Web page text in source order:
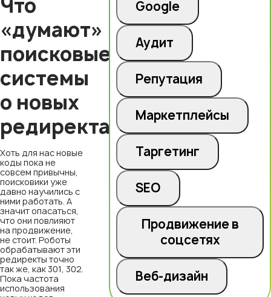
Google
Аудит
Репутация
Маркетплейсы
Таргетинг
SEO
Продвижение в
соцсетях
Веб-дизайн
«думают»
поисковые
системы
о новых
редиректах
Хоть для нас новые
коды пока не
совсем привычны,
поисковики уже
давно научились с
ними работать. А
значит опасаться,
что они повлияют
на продвижение,
не стоит. Роботы
обрабатывают эти
редиректы точно
так же, как 301, 302.
Пока частота
использования